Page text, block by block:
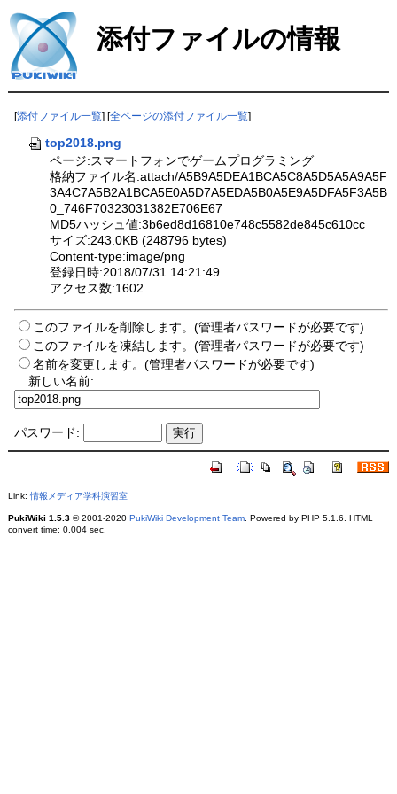
添付ファイルの情報
[添付ファイル一覧] [全ページの添付ファイル一覧]
top2018.png
ページ:スマートフォンでゲームプログラミング
格納ファイル名:attach/A5B9A5DEA1BCA5C8A5D5A5A9A5F
3A4C7A5B2A1BCA5E0A5D7A5EDA5B0A5E9A5DFA5F3A5B
0_746F70323031382E706E67
MD5ハッシュ値:3b6ed8d16810e748c5582de845c610cc
サイズ:243.0KB (248796 bytes)
Content-type:image/png
登録日時:2018/07/31 14:21:49
アクセス数:1602
このファイルを削除します。(管理者パスワードが必要です)
このファイルを凍結します。(管理者パスワードが必要です)
名前を変更します。(管理者パスワードが必要です)
新しい名前:
パスワード:
Link: 情報メディア学科演習室
PukiWiki 1.5.3© 2001-2020 PukiWiki Development Team. Powered by PHP 5.1.6. HTML
convert time: 0.004 sec.